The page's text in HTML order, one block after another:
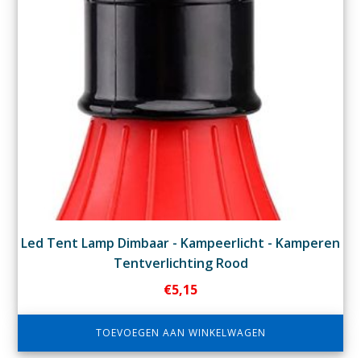
Led Tent Lamp Dimbaar - Kampeerlicht - Kamperen
Tentverlichting Rood
€5,15
TOEVOEGEN AAN WINKELWAGEN